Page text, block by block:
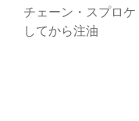
チェーン・スプロ
してから注油